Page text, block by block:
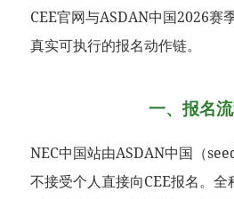
CEE官网与ASDAN中国2026赛
真实可执行的报名动作链。
一、报名
NEC中国站由ASDAN中国（
不接受个人直接向CEE报名。